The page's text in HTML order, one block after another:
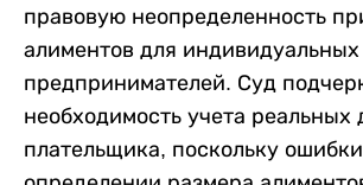
правовую неопределенность
алиментов для индивидуальных
предпринимателей. Суд
необходимость учета реальных
плательщика, поскольку